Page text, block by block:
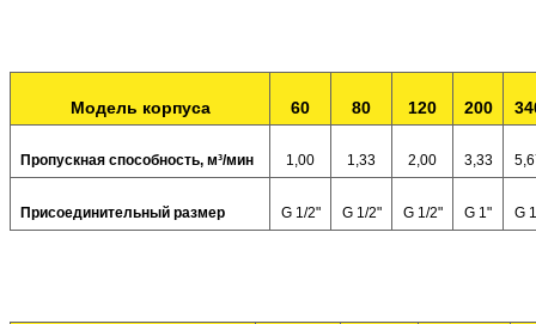
Модель корпуса 60 80 120 200
Пропускная способность, м³/мин 1,00 1,33 2,00 3,33
Присоединительный размер G 1/2" G 1/2" G 1/2" G 1" G